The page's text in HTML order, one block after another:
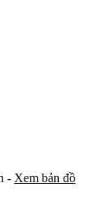
- Xem bản đồ